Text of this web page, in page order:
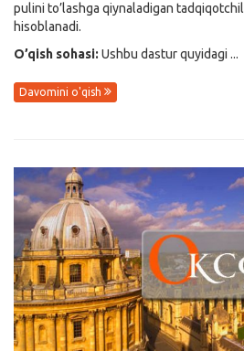
pulini to’lashga qiynaladigan
hisoblanadi.
O’qish sohasi: Ushbu dastur quyidagi ...
Davomini o'qish